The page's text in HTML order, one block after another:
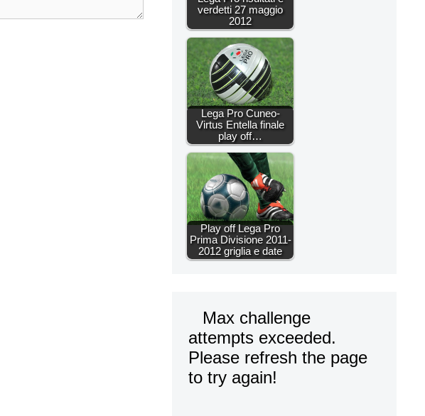
verdetti 27 maggio
2012
Lega Pro Cuneo-
Virtus Entella finale
play off…
Play off Lega Pro
Prima Divisione 2011-
2012 griglia e date